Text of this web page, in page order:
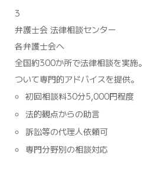
3
弁護士会 法律相談センター
各弁護士会へ
全国約300か所で法律相談を実施
ついて専門的アドバイスを提供。
初回相談料30分5,000円程度
法的観点からの助言
訴訟等の代理人依頼可
専門分野別の相談対応